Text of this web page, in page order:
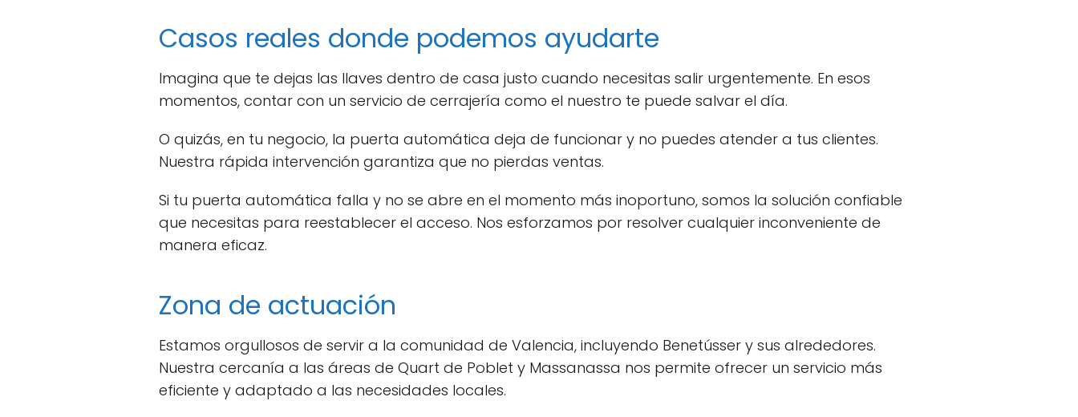
Casos reales donde podemos ayudarte
Imagina que te dejas las llaves dentro de casa justo cuando necesitas salir urgentemente. En esos
momentos, contar con un servicio de cerrajería como el nuestro te puede salvar el día.
O quizás, en tu negocio, la puerta automática deja de funcionar y no puedes atender a tus clientes.
Nuestra rápida intervención garantiza que no pierdas ventas.
Si tu puerta automática falla y no se abre en el momento más inoportuno, somos la solución confiable
que necesitas para reestablecer el acceso. Nos esforzamos por resolver cualquier inconveniente de
manera eficaz.
Zona de actuación
Estamos orgullosos de servir a la comunidad de Valencia, incluyendo Benetússer y sus alrededores.
Nuestra cercanía a las áreas de Quart de Poblet y Massanassa nos permite ofrecer un servicio más
eficiente y adaptado a las necesidades locales.